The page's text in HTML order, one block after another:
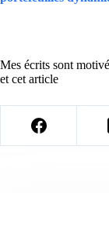
Mes écrits sont
et cet article